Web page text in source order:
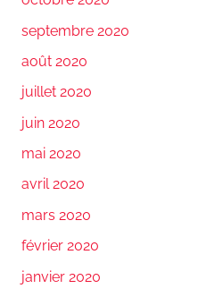
septembre 2020
août 2020
juillet 2020
juin 2020
mai 2020
avril 2020
mars 2020
février 2020
janvier 2020